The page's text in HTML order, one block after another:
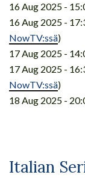
16 Aug 2025 -
16 Aug 2025 -
NowTV:ssä)
17 Aug 2025 -
17 Aug 2025 -
NowTV:ssä)
18 Aug 2025 -
Italian